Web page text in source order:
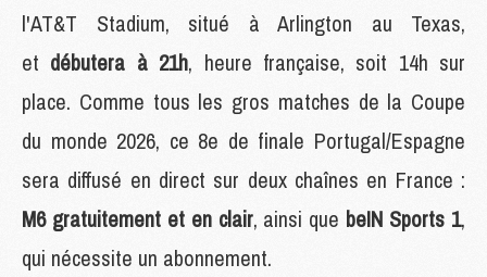
l'AT&T Stadium, situé à Arlington au Texas,
et débutera à 21h, heure française, soit 14h sur
place. Comme tous les gros matches de la Coupe
du monde 2026, ce 8e de finale Portugal/Espagne
sera diffusé en direct sur deux chaînes en France :
M6 gratuitement et en clair, ainsi que beIN Sports 1,
qui nécessite un abonnement.